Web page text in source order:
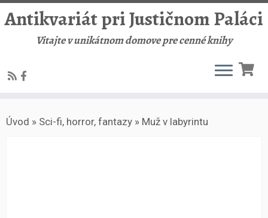
to
Antikvariát pri Justičnom Paláci
Vitajte v unikátnom domove pre cenné knihy
Úvod » Sci-fi, horror, fantazy » Muž v labyrintu